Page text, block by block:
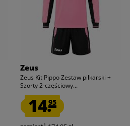
Zeus
Zeus Kit Pippo Zestaw piłkarski +
Szorty 2-częściowy...
14.95